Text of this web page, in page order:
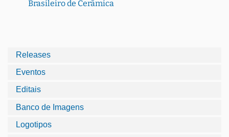
Brasileiro de Cerâmica
Releases
Eventos
Editais
Banco de Imagens
Logotipos